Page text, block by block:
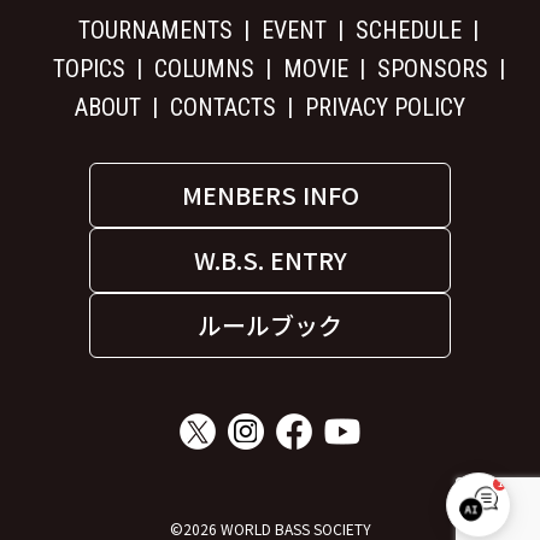
TOURNAMENTS EVENT
SCHEDULE
TOPICS
COLUMNS MOVIE
SPONSORS
ABOUT
CONTACTS PRIVACY POLICY
MENBERS INFO
W.B.S. ENTRY
ルールブック
©2026 WORLD BASS SOCIETY
1